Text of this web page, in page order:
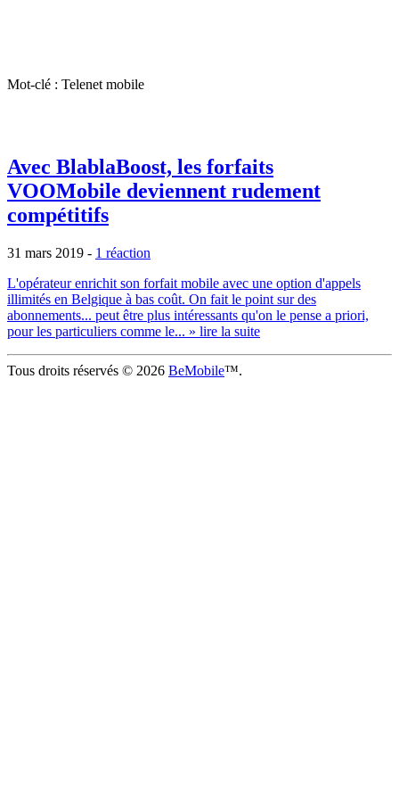
Mot-clé : Telenet mobile
Avec BlablaBoost, les forfaits
VOOMobile deviennent rudement
compétitifs
31 mars 2019 - 1 réaction
L'opérateur enrichit son forfait mobile avec une option d'appels
illimités en Belgique à bas coût. On fait le point sur des
abonnements... peut être plus intéressants qu'on le pense a priori,
pour les particuliers comme le... » lire la suite
Tous droits réservés © 2026 BeMobile™.